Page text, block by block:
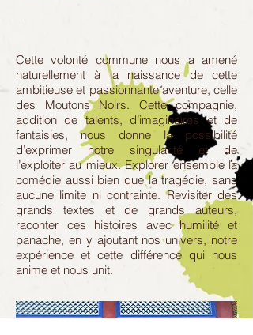
Cette volonté commune nous a amené
naturellement à la naissance de cette
ambitieuse et passionnante aventure, celle
des Moutons Noirs. Cette compagnie,
addition de talents, d’imaginaires et de
fantaisies, nous donne la possibilité
d’exprimer notre singularité et de
l’exploiter au mieux. Explorer ensemble la
comédie aussi bien que la tragédie, sans
aucune limite ni contrainte. Revisiter des
grands textes et de grands auteurs,
raconter ces histoires avec humilité et
panache, en y ajoutant nos univers, notre
expérience et cette différence qui nous
anime et nous unit.